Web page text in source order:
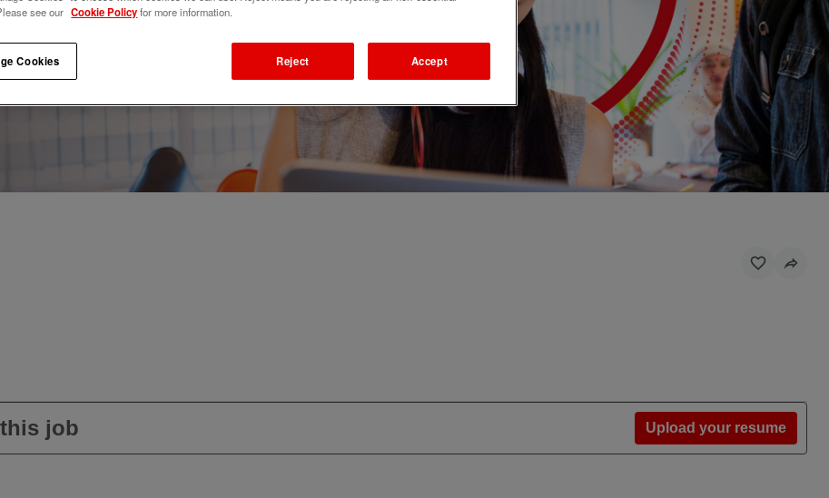
job Upload your resume
see our Cookie Policyfor more information.
Cookies Reject Accept